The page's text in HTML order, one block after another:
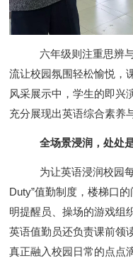
六年级则注重思辨
流让校园氛围轻松愉悦，
风采展示中，学生的即兴
充分展现出英语综合素养
全场景浸润，处处
为让英语浸润校园
Duty”值勤制度，楼梯口
明提醒员、操场的游戏组
英语值勤员还负责课前领
真正融入校园日常的点点